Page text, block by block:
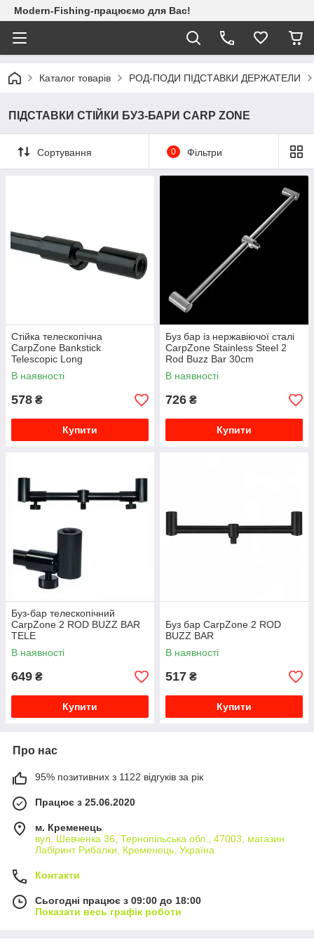
Modern-Fishing-працюємо для Вас!
Каталог товарів РОД-ПОДИ ПІДСТАВКИ ДЕРЖАТЕЛИ
ПІДСТАВКИ СТІЙКИ БУЗ-БАРИ CARP ZONE
Сортування 0 Фільтри
Стійка телескопічна
CarpZone Bankstick
Telescopic Long
В наявності
578 ₴
Купити
Буз бар із нержавіючої сталі
CarpZone Stainless Steel 2
Rod Buzz Bar 30cm
В наявності
726 ₴
Купити
Буз-бар телескопічний
CarpZone 2 ROD BUZZ BAR
TELE
В наявності
649 ₴
Купити
Буз бар CarpZone 2 ROD
BUZZ BAR
В наявності
517 ₴
Купити
Про нас
95% позитивних з 1122 відгуків за рік
Працює з 25.06.2020
м. Кременець
вул. Шевченка 36, Тернопільська обл., 47003, магазин
Лабіринт Рибалки, Кременець, Україна
Контакти
Сьогодні працює з 09:00 до 18:00
Показати весь графік роботи